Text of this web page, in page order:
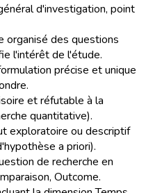
d'investigation, point
organisé des questions
l'intérêt de l'étude.
précise et unique
et réfutable à la
quantitative).
exploratoire ou descriptif
a priori).
de recherche en
Outcome.